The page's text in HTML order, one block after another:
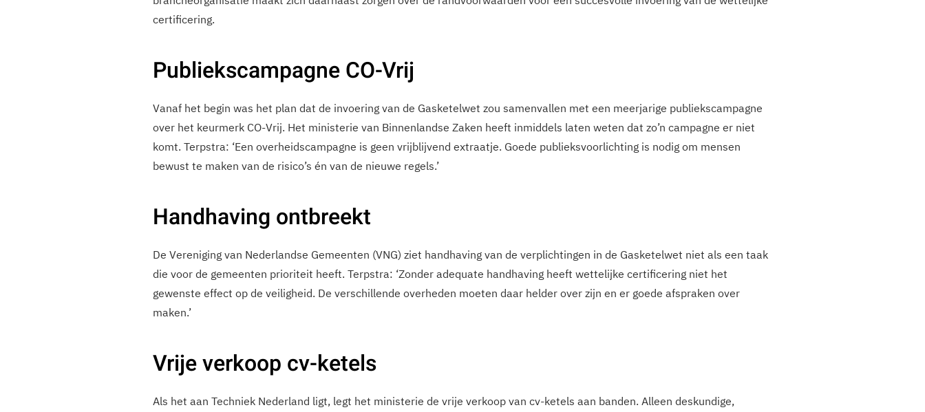
certificering.
Publiekscampagne CO-Vrij
Vanaf het begin was het plan dat de invoering van de Gasketelwet zou samenvallen met een meerjarige publiekscampagne
over het keurmerk CO-Vrij. Het ministerie van Binnenlandse Zaken heeft inmiddels laten weten dat zo’n campagne er niet
komt. Terpstra: ‘Een overheidscampagne is geen vrijblijvend extraatje. Goede publieksvoorlichting is nodig om mensen
bewust te maken van de risico’s én van de nieuwe regels.’
Handhaving ontbreekt
De Vereniging van Nederlandse Gemeenten (VNG) ziet handhaving van de verplichtingen in de Gasketelwet niet als een taak
die voor de gemeenten prioriteit heeft. Terpstra: ‘Zonder adequate handhaving heeft wettelijke certificering niet het
gewenste effect op de veiligheid. De verschillende overheden moeten daar helder over zijn en er goede afspraken over
maken.’
Vrije verkoop cv-ketels
Als het aan Techniek Nederland ligt, legt het ministerie de vrije verkoop van cv-ketels aan banden. Alleen deskundige,